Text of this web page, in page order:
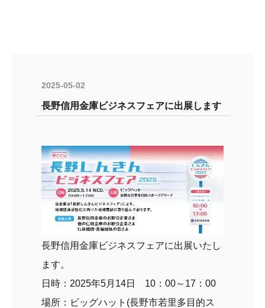
2025-05-02
長野信用金庫ビジネスフェアに出展します
長野信用金庫ビジネスフェアに出展いたし
ます。
日時：2025年5月14日 10：00～17：00
場所：ビッグハット(長野市若里多目的ス